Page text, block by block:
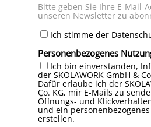
Bitte geben Sie Ihre E-Mail-
unseren Newsletter zu
Ich stimme der
Personenbezogenes
Ich bin einverstanden,
der SKOLAWORK GmbH &
Dafür erlaube ich der
Co. KG, mir E-Mails zu
Öffnungs- und
und ein
erstellen.